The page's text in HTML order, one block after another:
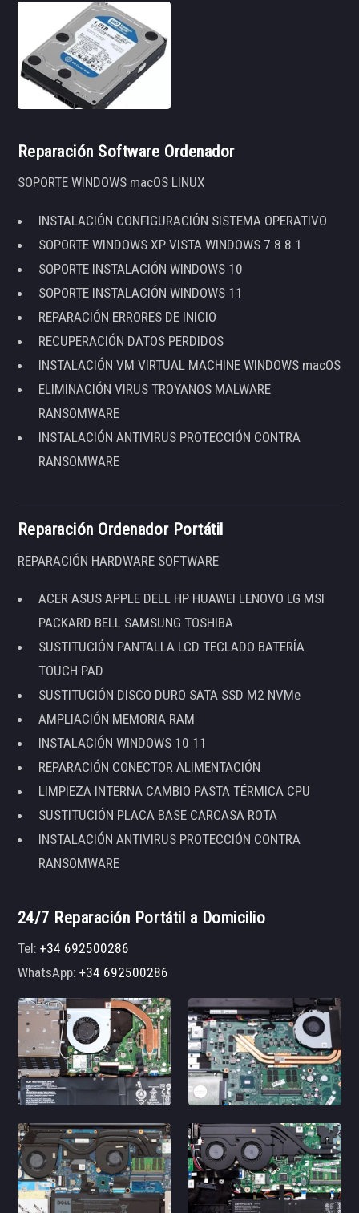
Reparación Software Ordenador
SOPORTE WINDOWS macOS LINUX
INSTALACIÓN CONFIGURACIÓN SISTEMA OPERATIVO
SOPORTE WINDOWS XP VISTA WINDOWS 7 8 8.1
SOPORTE INSTALACIÓN WINDOWS 10
SOPORTE INSTALACIÓN WINDOWS 11
REPARACIÓN ERRORES DE INICIO
RECUPERACIÓN DATOS PERDIDOS
INSTALACIÓN VM VIRTUAL MACHINE WINDOWS macOS
ELIMINACIÓN VIRUS TROYANOS MALWARE
RANSOMWARE
INSTALACIÓN ANTIVIRUS PROTECCIÓN CONTRA
RANSOMWARE
Reparación Ordenador Portátil
REPARACIÓN HARDWARE SOFTWARE
ACER ASUS APPLE DELL HP HUAWEI LENOVO LG MSI
PACKARD BELL SAMSUNG TOSHIBA
SUSTITUCIÓN PANTALLA LCD TECLADO BATERÍA
TOUCH PAD
SUSTITUCIÓN DISCO DURO SATA SSD M2 NVMe
AMPLIACIÓN MEMORIA RAM
INSTALACIÓN WINDOWS 10 11
REPARACIÓN CONECTOR ALIMENTACIÓN
LIMPIEZA INTERNA CAMBIO PASTA TÉRMICA CPU
SUSTITUCIÓN PLACA BASE CARCASA ROTA
INSTALACIÓN ANTIVIRUS PROTECCIÓN CONTRA
RANSOMWARE
24/7 Reparación Portátil a Domicilio
Tel:+34 692500286
WhatsApp:+34 692500286